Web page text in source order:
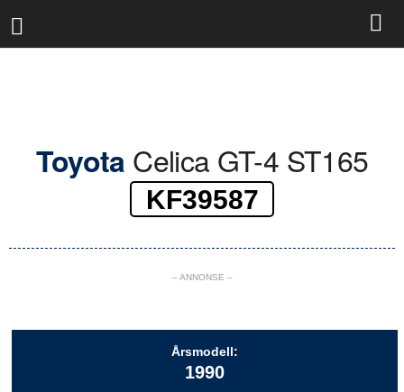
l
Toyota Celica GT-4 ST165
KF39587
– ANNONSE –
Årsmodell:
1990